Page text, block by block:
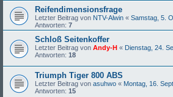
Reifendimensionsfrage
Letzter Beitrag von NTV-Alwin « Samstag, 5.
Antworten: 7
Schloß Seitenkoffer
Letzter Beitrag von Andy-H « Dienstag, 24.
Antworten: 18
Triumph Tiger 800 ABS
Letzter Beitrag von asuhwo « Montag, 16.
Antworten: 15